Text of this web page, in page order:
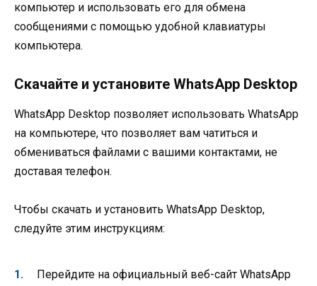
компьютер и использовать его для обмена
сообщениями с помощью удобной клавиатуры
компьютера.
Скачайте и установите WhatsApp Desktop
WhatsApp Desktop позволяет использовать WhatsApp
на компьютере, что позволяет вам чатиться и
обмениваться файлами с вашими контактами, не
доставая телефон.
Чтобы скачать и установить WhatsApp Desktop,
следуйте этим инструкциям:
Перейдите на официальный веб-сайт WhatsApp